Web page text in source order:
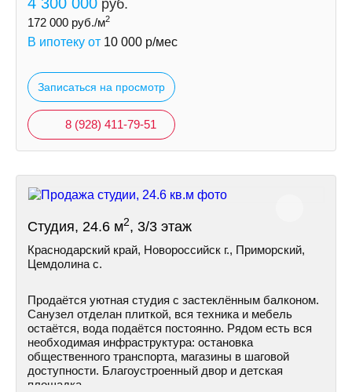
руб.
172 000 руб./м2
В ипотеку от 10 000 р/мес
Записаться на просмотр
8 (928) 411-79-51
Студия, 24.6 м2, 3/3 этаж
Краснодарский край, Новороссийск г., Приморский,
Цемдолина с.
Продаётся уютная студия с застеклённым балконом.
Санузел отделан плиткой, вся техника и мебель
остаётся, вода подаётся постоянно. Рядом есть вся
необходимая инфраструктура: остановка
общественного транспорта, магазины в шаговой
доступности. Благоустроенный двор и детская
площадка.